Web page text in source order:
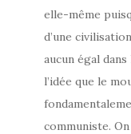
elle-même
d’une
aucun égal dans
l’idée que le
communiste.